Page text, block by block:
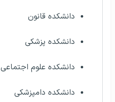
دانشکده قانون
دانشکده پزشکی
دانشکده علوم اجتماعی
دانشکده دامپزشکی